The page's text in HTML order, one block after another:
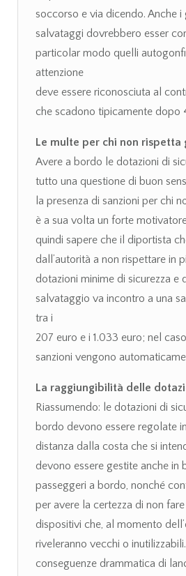
soccorso e via dicendo. Anche
salvataggi dovrebbero esser
particolar modo quelli
attenzione
deve essere riconosciuta al
che scadono tipicamente dopo
Le multe per chi non rispetta
Avere a bordo le dotazioni di
tutto una questione di buon
la presenza di sanzioni per chi
è a sua volta un forte
quindi sapere che il diportista
dall’autorità a non rispettare in
dotazioni minime di sicurezza e
salvataggio va incontro a una
tra i
207 euro e i 1.033 euro; nel
sanzioni vengono
La raggiungibilità delle
Riassumendo: le dotazioni di
bordo devono essere regolate
distanza dalla costa che si
devono essere gestite anche in
passeggeri a bordo, nonché
per avere la certezza di non
dispositivi che, al momento
riveleranno vecchi o
conseguenze drammatica di